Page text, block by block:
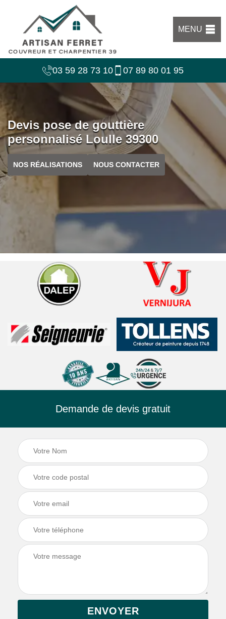
MENU
03 59 28 73 10 07 89 80 01 95
Devis pose de gouttière
personnalisé Loulle 39300
NOS RÉALISATIONS NOUS CONTACTER
Demande de devis gratuit